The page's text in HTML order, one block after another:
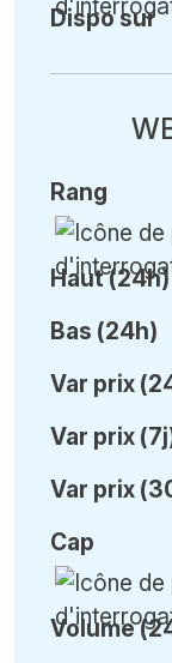
Dispo sur
Rang
Haut (24h)
Bas (24h)
Var prix
Var prix
Var prix
Cap
Volume